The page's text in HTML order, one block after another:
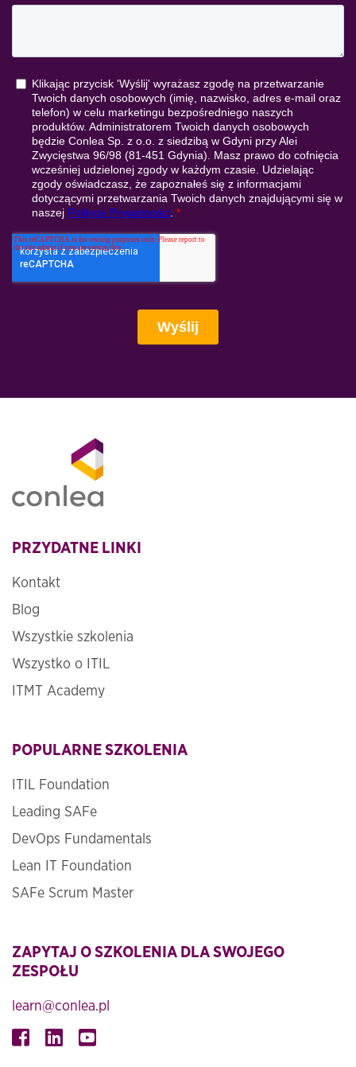
PRZYDATNE LINKI
Kontakt
Blog
Wszystkie szkolenia
Wszystko o ITIL
ITMT Academy
POPULARNE SZKOLENIA
ITIL Foundation
Leading SAFe
DevOps Fundamentals
Lean IT Foundation
SAFe Scrum Master
ZAPYTAJ O SZKOLENIA DLA SWOJEGO
ZESPOŁU
learn@conlea.pl